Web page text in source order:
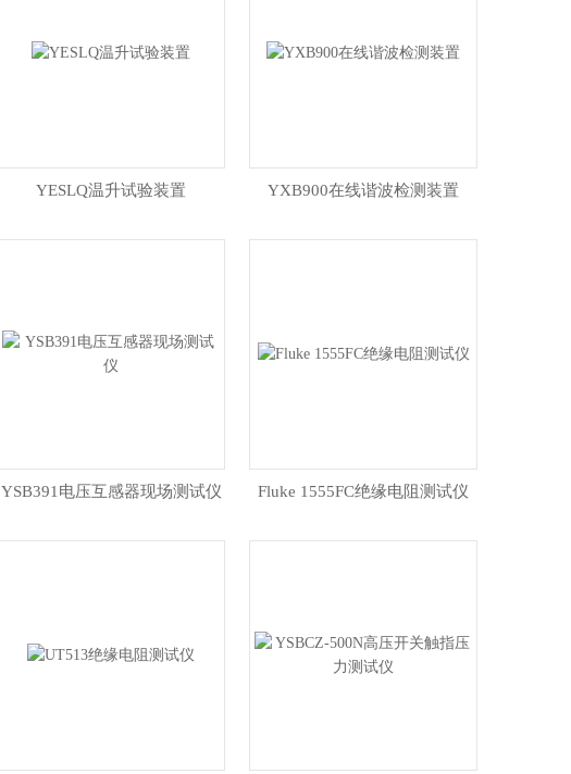
YESLQ温升试验装置 YXB900在线谐波检测装置
YSB391电压互感器现场测试仪 Fluke 1555FC绝缘电阻测试仪